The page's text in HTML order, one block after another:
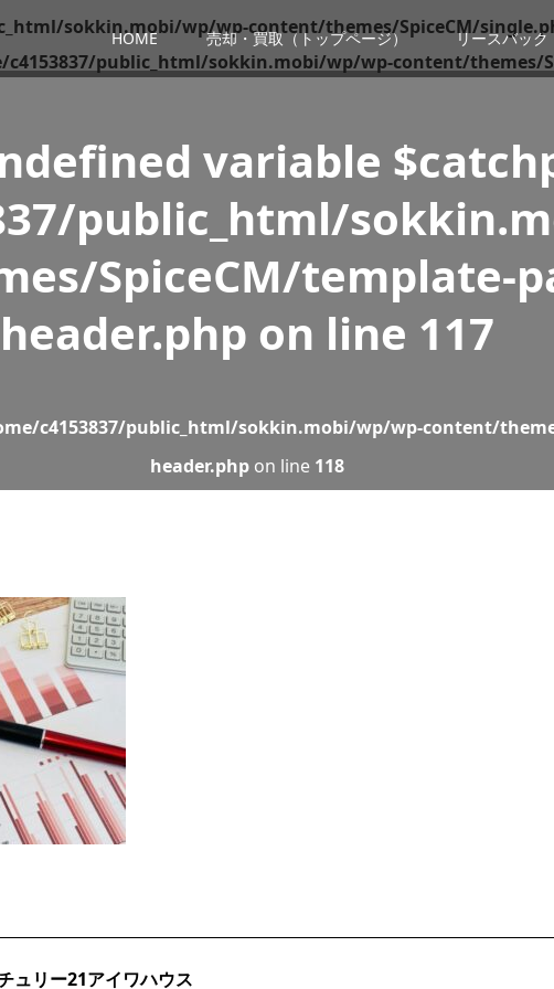
HOME 売却・買取（トップページ） リースバック
sokkin.mobi/wp/wp-content/themes/SpiceCM/
c4153837/public_html/sokkin.mobi/wp/wp-content/themes/
variable
public_html/
SpiceCM/template-
header.php on line 117
c4153837/public_html/sokkin.mobi/wp/wp-content/
header.php on line 118
ュリー21アイワハウス